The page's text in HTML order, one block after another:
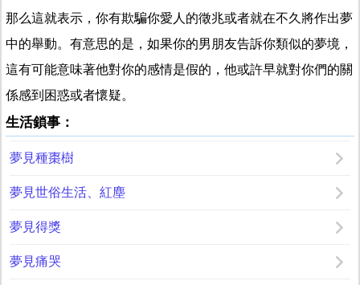
那么這就表示，你有欺騙你愛人的徵兆或者就在不久將作出夢
中的舉動。有意思的是，如果你的男朋友告訴你類似的夢境，
這有可能意味著他對你的感情是假的，他或許早就對你們的關
係感到困惑或者懷疑。
生活鎖事：
夢見種棗樹
夢見世俗生活、紅塵
夢見得獎
夢見痛哭